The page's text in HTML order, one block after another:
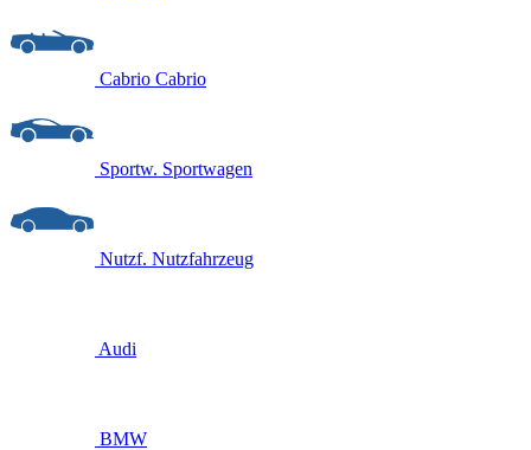
Cabrio Cabrio
Sportw. Sportwagen
Nutzf. Nutzfahrzeug
Audi
BMW